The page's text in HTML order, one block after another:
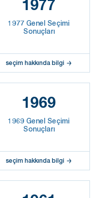
1977
1977 Genel Seçimi
Sonuçları
seçim hakkında bilgi
1969
1969 Genel Seçimi
Sonuçları
seçim hakkında bilgi